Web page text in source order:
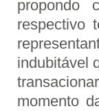
propondo
respectivo
indubitável
momento